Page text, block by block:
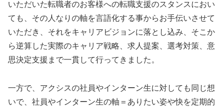
いただいた転職者のお客様への転職支援のスタンスにおい
ても、その人なりの軸を言語化する事からお手伝いさせて
いただき、それをキャリアビジョンに落とし込み、そこか
ら逆算した実際のキャリア戦略、求人提案、選考対策、意
思決定支援まで一貫して行ってきました。
一方で、アクシスの社員やインターン生に対しても同じ想
いで、社員やインターン生の軸＝ありたい姿や快を定期的